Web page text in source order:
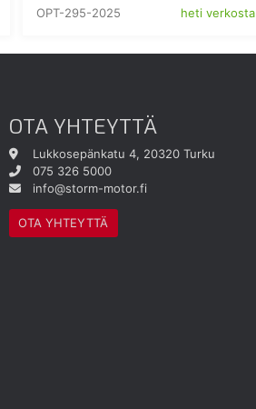
OPT-295-2025 heti verkosta
OTA YHTEYTTÄ
Lukkosepänkatu 4, 20320 Turku
075 326 5000
info@storm-motor.fi
OTA YHTEYTTÄ